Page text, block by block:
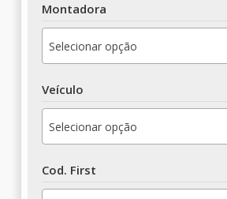
Montadora
Selecionar opção
Veículo
Selecionar opção
Cod. First